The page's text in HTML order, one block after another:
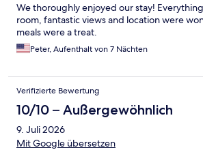
We thoroughly enjoyed our stay!
room, fantastic views and location were
meals were a treat.
Peter, Aufenthalt von 7 Nächten
Verifizierte Bewertung
10/10 – Außergewöhnlich
9. Juli 2026
Mit Google übersetzen